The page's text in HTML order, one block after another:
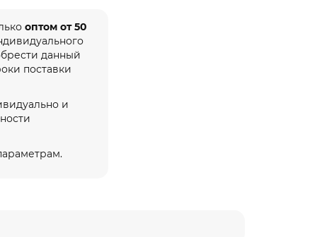
оптом от 50
данный
поставки
и